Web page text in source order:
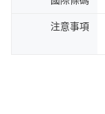
注意事項